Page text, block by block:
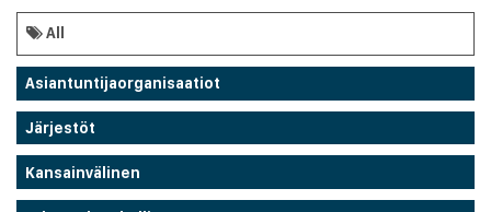
All
Asiantuntijaorganisaatiot
Järjestöt
Kansainvälinen